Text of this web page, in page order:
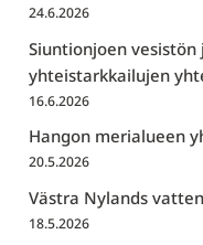
24.6.2026
Siuntionjoen vesistön
yhteistarkkailujen
16.6.2026
Hangon merialueen
20.5.2026
Västra Nylands
18.5.2026